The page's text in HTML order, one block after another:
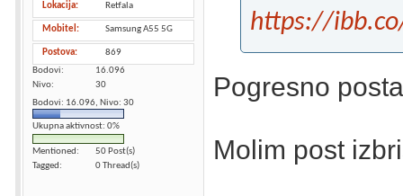
Lokacija Retfala
Mobitel Samsung A55 5G
Postova
869
Bodovi
16.096
Nivo
30
Bodovi: 16.096, Nivo: 30
Ukupna aktivnost: 0%
Mentioned
50 Post(s)
Tagged
0 Thread(s)
https://
Pogresno
Molim post